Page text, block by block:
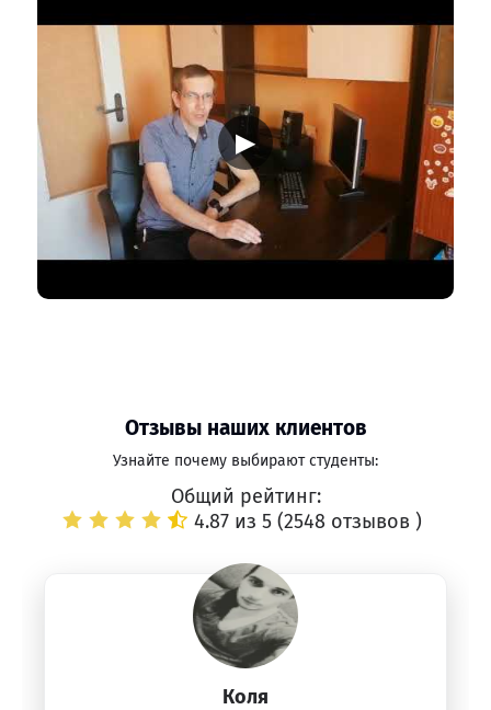
▶
Отзывы наших клиентов
Узнайте почему выбирают студенты:
Общий рейтинг:
4.87 из 5 (2548 отзывов )
Коля